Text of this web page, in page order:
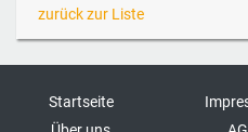
zurück zur Liste
Startseite